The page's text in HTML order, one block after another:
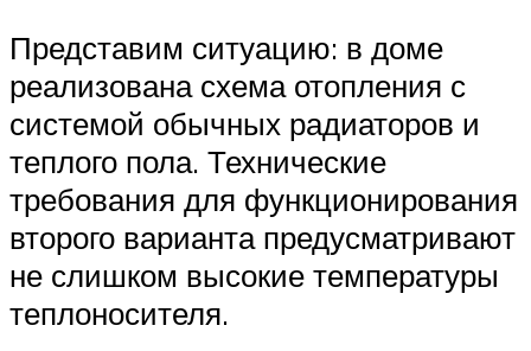
Представим ситуацию: в доме
реализована схема отопления с
системой обычных радиаторов и
теплого пола. Технические
требования для функционирования
второго варианта предусматривают
не слишком высокие температуры
теплоносителя.